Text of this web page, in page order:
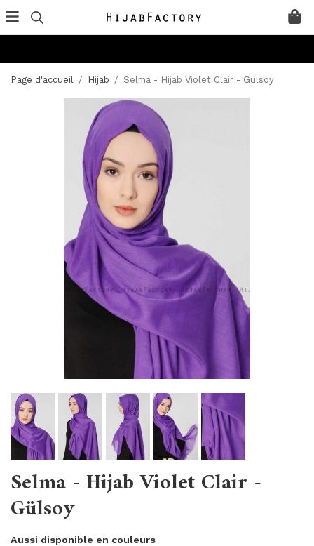
Page d'accueil / Hijab / Selma - Hijab Violet Clair - Gülsoy
Selma - Hijab Violet Clair -
Gülsoy
Aussi disponible en couleurs